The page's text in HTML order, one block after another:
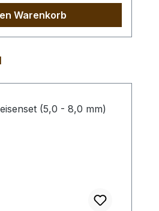
Hammerkopf. -
240 mm /
1 Stück erhalten Sie
Warenkorb